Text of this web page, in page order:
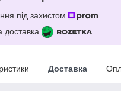
під захистом
доставка
Доставка